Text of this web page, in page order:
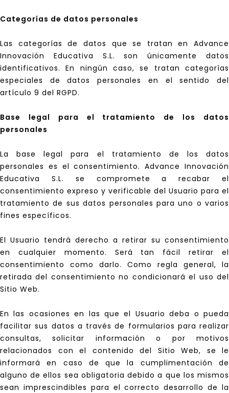
Categorías de datos personales
Las categorías de datos que se tratan en Advance
Innovación Educativa S.L. son únicamente datos
identificativos. En ningún caso, se tratan categorías
especiales de datos personales en el sentido del
artículo 9 del RGPD.
Base legal para el tratamiento de los datos
personales
La base legal para el tratamiento de los datos
personales es el consentimiento. Advance Innovación
Educativa S.L. se compromete a recabar el
consentimiento expreso y verificable del Usuario para el
tratamiento de sus datos personales para uno o varios
fines específicos.
El Usuario tendrá derecho a retirar su consentimiento
en cualquier momento. Será tan fácil retirar el
consentimiento como darlo. Como regla general, la
retirada del consentimiento no condicionará el uso del
Sitio Web.
En las ocasiones en las que el Usuario deba o pueda
facilitar sus datos a través de formularios para realizar
consultas, solicitar información o por motivos
relacionados con el contenido del Sitio Web, se le
informará en caso de que la cumplimentación de
alguno de ellos sea obligatoria debido a que los mismos
sean imprescindibles para el correcto desarrollo de la